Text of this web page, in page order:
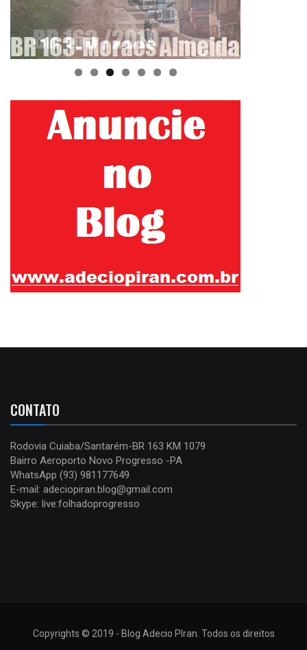
CONTATO
Rodovia Cuiaba/Santarém-BR 163 KM 1079
Bairro Aeroporto Novo Progresso -PA
WhatsApp (93) 981177649
E-mail: adeciopiran.blog@gmail.com
Skype: live:folhadoprogresso
Copyrights © 2019 - Blog Adecio PIran. Todos os direitos